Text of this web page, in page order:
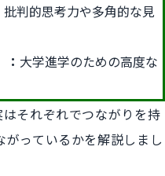
批判的思考力や多角的な見
大学進学のための高度な
それぞれでつながりを持
がっているかを解説しまし